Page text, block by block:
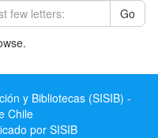
Go
y Bibliotecas (SISIB) -
Chile
por SISIB